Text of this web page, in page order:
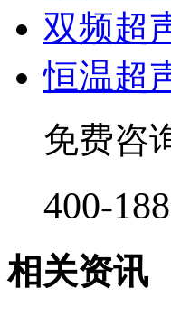
双频超
恒温超
免费咨
400-
相关资讯